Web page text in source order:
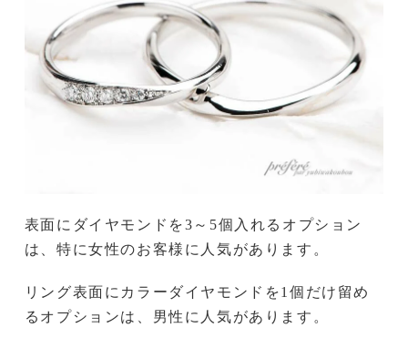
表面にダイヤモンドを3～5個入れるオプション
は、特に女性のお客様に人気があります。
リング表面にカラーダイヤモンドを1個だけ留め
るオプションは、男性に人気があります。